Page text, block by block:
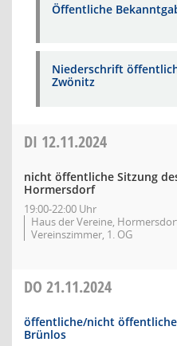
Öffentliche
Niederschrift
Zwönitz
DI 12.11.2024
nicht öffentliche Sitzung
Hormersdorf
19:00-22:00 Uhr
Haus der Vereine,
Vereinszimmer, 1. OG
DO 21.11.2024
öffentliche/nicht
Brünlos